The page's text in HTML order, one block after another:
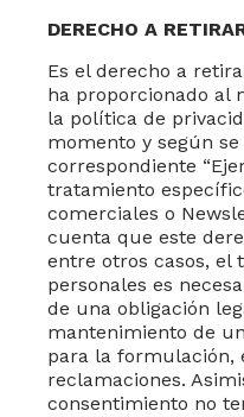
DERECHO A
Es el derecho a
ha proporcionado al
la política de
momento y según
correspondiente
tratamiento
comerciales o
cuenta que este
entre otros casos, el
personales es
de una obligación
mantenimiento de
para la formulación,
reclamaciones.
consentimiento no